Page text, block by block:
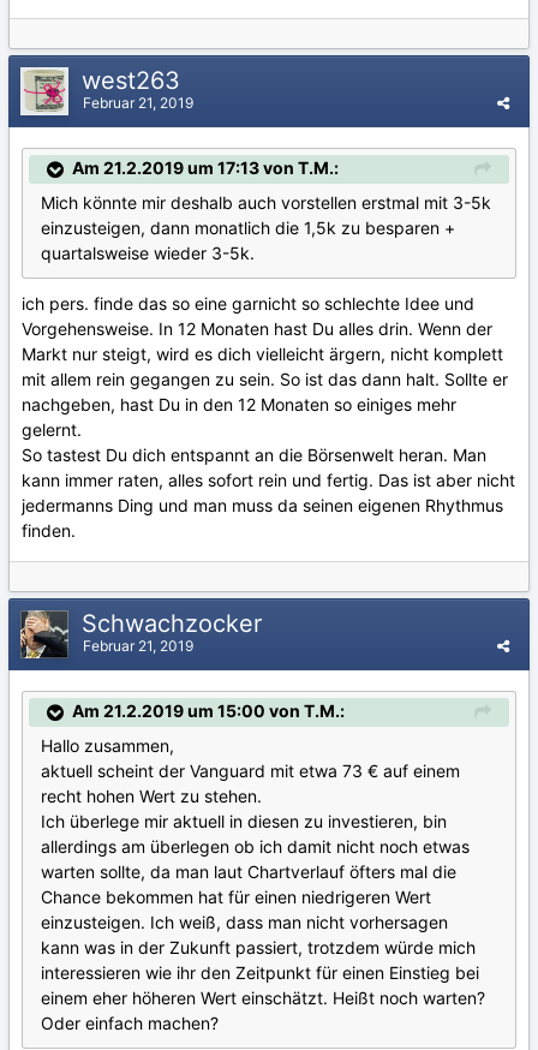
west263
Februar 21, 2019
Am 21.2.2019 um 17:13 von T.M.:
Mich könnte mir deshalb auch vorstellen erstmal mit 3-5k
einzusteigen, dann monatlich die 1,5k zu besparen +
quartalsweise wieder 3-5k.
ich pers. finde das so eine garnicht so schlechte Idee und
Vorgehensweise. In 12 Monaten hast Du alles drin. Wenn der
Markt nur steigt, wird es dich vielleicht ärgern, nicht komplett
mit allem rein gegangen zu sein. So ist das dann halt. Sollte er
nachgeben, hast Du in den 12 Monaten so einiges mehr
gelernt.
So tastest Du dich entspannt an die Börsenwelt heran. Man
kann immer raten, alles sofort rein und fertig. Das ist aber nicht
jedermanns Ding und man muss da seinen eigenen Rhythmus
finden.
Schwachzocker
Februar 21, 2019
Am 21.2.2019 um 15:00 von T.M.:
Hallo zusammen,
aktuell scheint der Vanguard mit etwa 73 € auf einem
recht hohen Wert zu stehen.
Ich überlege mir aktuell in diesen zu investieren, bin
allerdings am überlegen ob ich damit nicht noch etwas
warten sollte, da man laut Chartverlauf öfters mal die
Chance bekommen hat für einen niedrigeren Wert
einzusteigen. Ich weiß, dass man nicht vorhersagen
kann was in der Zukunft passiert, trotzdem würde mich
interessieren wie ihr den Zeitpunkt für einen Einstieg bei
einem eher höheren Wert einschätzt. Heißt noch warten?
Oder einfach machen?